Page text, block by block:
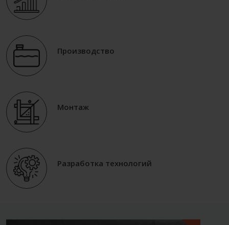
Производство
Монтаж
Разработка технологий